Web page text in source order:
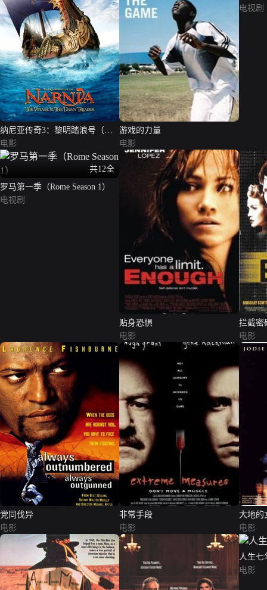
纳尼亚传奇3：黎明踏浪号（英
语版）
电影
游戏的力量
电影
电视剧
共12全
罗马第一季（Rome Season 1）
电视剧
贴身恐惧
电影
拦截密
电影
党同伐异
电影
非常手段
电影
大地的
电影
人生七
电影